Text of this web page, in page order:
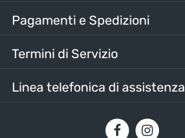
Linea telefonica di assistenza
Pagamenti e Spedizioni
Termini di Servizio